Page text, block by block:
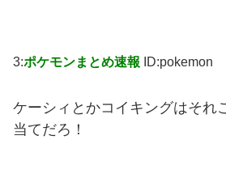
3:ポケモンまとめ速報 ID:pokemon
ケーシィとかコイキングはそれ
当てだろ！